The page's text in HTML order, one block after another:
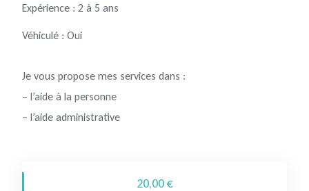
Expérience : 2 à 5 ans
Véhiculé : Oui
Je vous propose mes services dans :
– l’aide à la personne
– l’aide administrative
20,00 €